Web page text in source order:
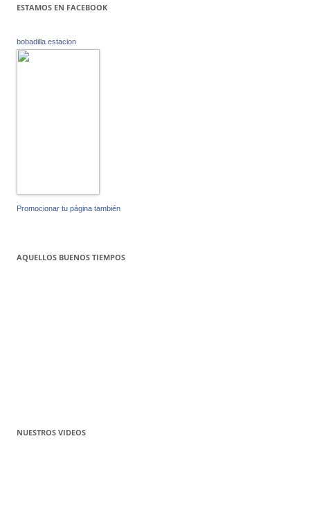
ESTAMOS EN FACEBOOK
bobadilla estacion
Promocionar tu página también
AQUELLOS BUENOS TIEMPOS
NUESTROS VIDEOS